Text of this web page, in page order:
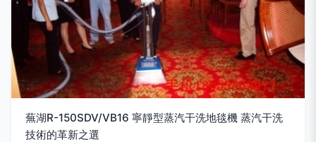
蕪湖R-150SDV/VB16 寧靜型蒸汽干洗地毯機 蒸汽干洗
技術的革新之選